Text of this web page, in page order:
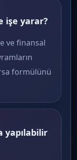
işe yarar?
ve finansal
formülünü
yapılabilir